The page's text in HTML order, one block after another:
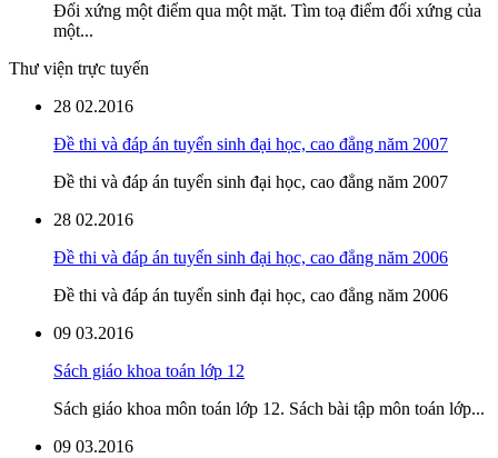
Đối xứng một điểm qua một mặt. Tìm toạ điểm đối xứng của
một...
Thư viện trực tuyến
28 02.2016
Đề thi và đáp án tuyển sinh đại học, cao đẳng năm 2007
Đề thi và đáp án tuyển sinh đại học, cao đẳng năm 2007
28 02.2016
Đề thi và đáp án tuyển sinh đại học, cao đẳng năm 2006
Đề thi và đáp án tuyển sinh đại học, cao đẳng năm 2006
09 03.2016
Sách giáo khoa toán lớp 12
Sách giáo khoa môn toán lớp 12. Sách bài tập môn toán lớp...
09 03.2016